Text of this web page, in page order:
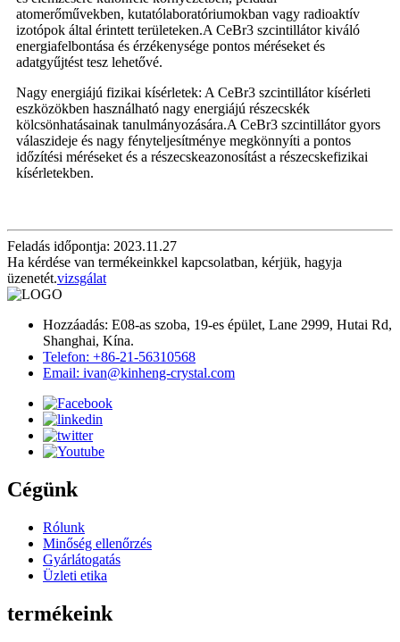
atomerőművekben, kutatólaboratóriumokban vagy radioaktív
izotópok által érintett területeken.A CeBr3 szcintillátor kiváló
energiafelbontása és érzékenysége pontos méréseket és
adatgyűjtést tesz lehetővé.
Nagy energiájú fizikai kísérletek: A CeBr3 szcintillátor kísérleti
eszközökben használható nagy energiájú részecskék
kölcsönhatásainak tanulmányozására.A CeBr3 szcintillátor gyors
válaszideje és nagy fényteljesítménye megkönnyíti a pontos
időzítési méréseket és a részecskeazonosítást a részecskefizikai
kísérletekben.
Feladás időpontja: 2023.11.27
Ha kérdése van termékeinkkel kapcsolatban, kérjük, hagyja
üzenetét.vizsgálat
Hozzáadás: E08-as szoba, 19-es épület, Lane 2999, Hutai Rd,
Shanghai, Kína.
Telefon: +86-21-56310568
Email: ivan@kinheng-crystal.com
Cégünk
Rólunk
Minőség ellenőrzés
Gyárlátogatás
Üzleti etika
termékeink